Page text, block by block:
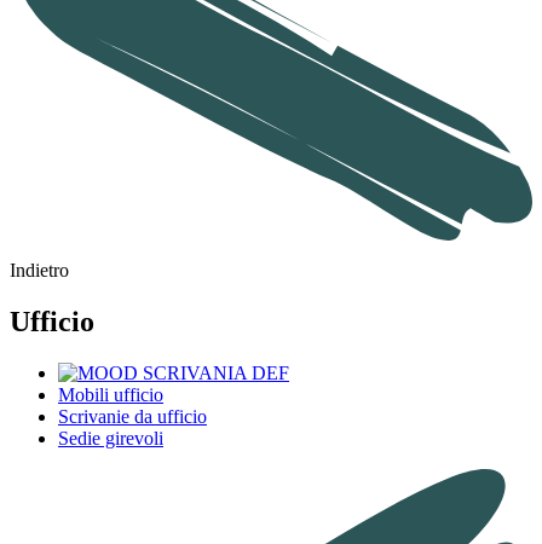
Indietro
Ufficio
Mobili ufficio
Scrivanie da ufficio
Sedie girevoli